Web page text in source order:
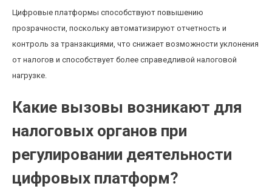
Цифровые платформы способствуют повышению
прозрачности, поскольку автоматизируют отчетность и
контроль за транзакциями, что снижает возможности уклонения
от налогов и способствует более справедливой налоговой
нагрузке.
Какие вызовы возникают для
налоговых органов при
регулировании деятельности
цифровых платформ?